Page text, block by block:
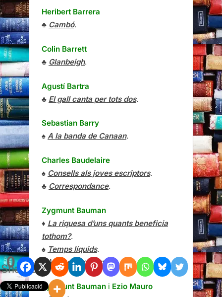
0
Shares
Heribert Barrera
♣ Cambó.
Colin Barrett
♣ Glanbeigh.
Agustí Bartra
♣ El gall canta per tots dos.
Sebastian Barry
♠ A la banda de Canaan.
Charles Baudelaire
♠ Consells als joves escriptors.
♣ Correspondance.
Zygmunt Bauman
♦ La riquesa d’uns quants beneficia
tothom?.
♠ Temps líquids.
♣Vida de consum.
Zygmunt Bauman i Ezio Mauro